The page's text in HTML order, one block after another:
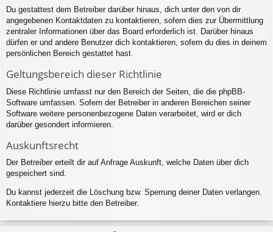
Du gestattest dem Betreiber darüber hinaus, dich unter den von dir
angegebenen Kontaktdaten zu kontaktieren, sofern dies zur Übermittlung
zentraler Informationen über das Board erforderlich ist. Darüber hinaus
dürfen er und andere Benutzer dich kontaktieren, sofern du dies in deinem
persönlichen Bereich gestattet hast.
Geltungsbereich dieser Richtlinie
Diese Richtlinie umfasst nur den Bereich der Seiten, die die phpBB-
Software umfassen. Sofern der Betreiber in anderen Bereichen seiner
Software weitere personenbezogene Daten verarbeitet, wird er dich
darüber gesondert informieren.
Auskunftsrecht
Der Betreiber erteilt dir auf Anfrage Auskunft, welche Daten über dich
gespeichert sind.
Du kannst jederzeit die Löschung bzw. Sperrung deiner Daten verlangen.
Kontaktiere hierzu bitte den Betreiber.